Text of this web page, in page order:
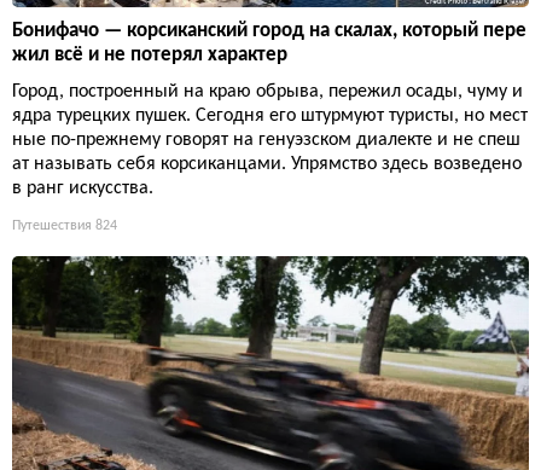
Бонифачо — корсиканский город на скалах, который пере
жил всё и не потерял характер
Город, построенный на краю обрыва, пережил осады, чуму и
ядра турецких пушек. Сегодня его штурмуют туристы, но мест
ные по-прежнему говорят на генуэзском диалекте и не спеш
ат называть себя корсиканцами. Упрямство здесь возведено
в ранг искусства.
Путешествия 824